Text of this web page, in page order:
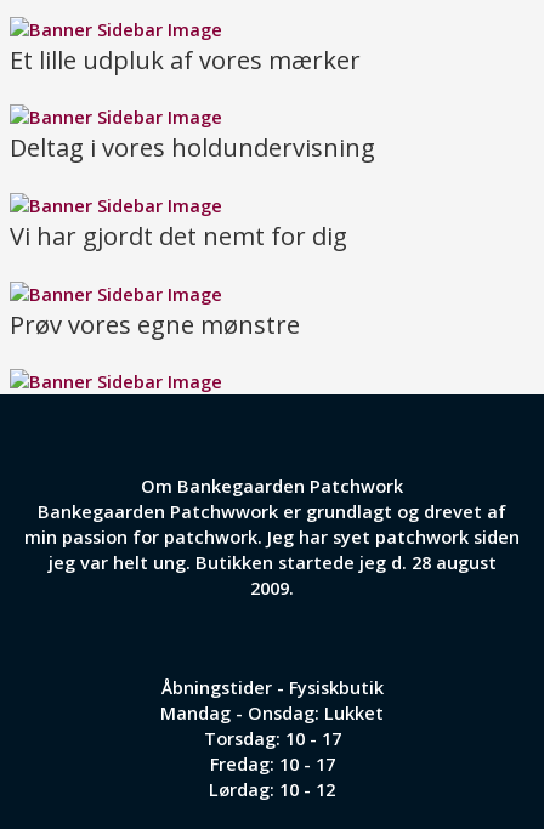
Et lille udpluk af vores mærker
Deltag i vores holdundervisning
Vi har gjordt det nemt for dig
Prøv vores egne mønstre
Om Bankegaarden Patchwork
Bankegaarden Patchwwork er grundlagt og drevet af
min passion for patchwork. Jeg har syet patchwork siden
jeg var helt ung. Butikken startede jeg d. 28 august
2009.
Åbningstider - Fysiskbutik
Mandag - Onsdag: Lukket
Torsdag: 10 - 17
Fredag: 10 - 17
Lørdag: 10 - 12